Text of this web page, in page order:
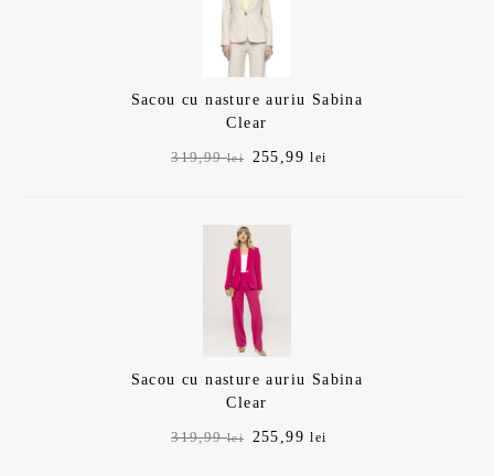
Sacou cu nasture auriu Sabina
Clear
319,99lei
Prețul
319,99 lei.
255,99lei
Sacou cu nasture auriu Sabina
Clear
319,99lei
Prețul
255,99lei